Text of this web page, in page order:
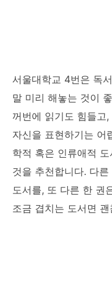
서울대학교 4번은 독
말 미리 해놓는 것이
꺼번에 읽기도 힘들고
자신을 표현하기는 어
학적 혹은 인류애적
것을 추천합니다. 다
도서를, 또 다른 한 권
조금 겹치는 도서면